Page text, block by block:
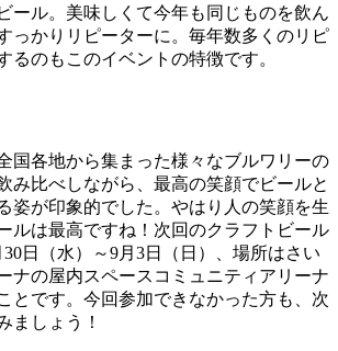
ール。美味しくて今年も同じものを飲ん
っかりリピーターに。毎年数多くのリピ
るのもこのイベントの特徴です。
国各地から集まった様々なブルワリーの
み比べしながら、最高の笑顔でビールと
姿が印象的でした。やはり人の笑顔を生
ルは最高ですね！次回のクラフトビール
30日（水）～9月3日（日）、場所はさい
ナの屋内スペースコミュニティアリーナ
とです。今回参加できなかった方も、次
ましょう！